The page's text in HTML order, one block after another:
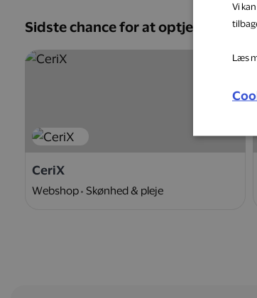
Sidste chance for at optjene
5 %
CeriX
Webshop Skønhed & pleje
Vi
Læs